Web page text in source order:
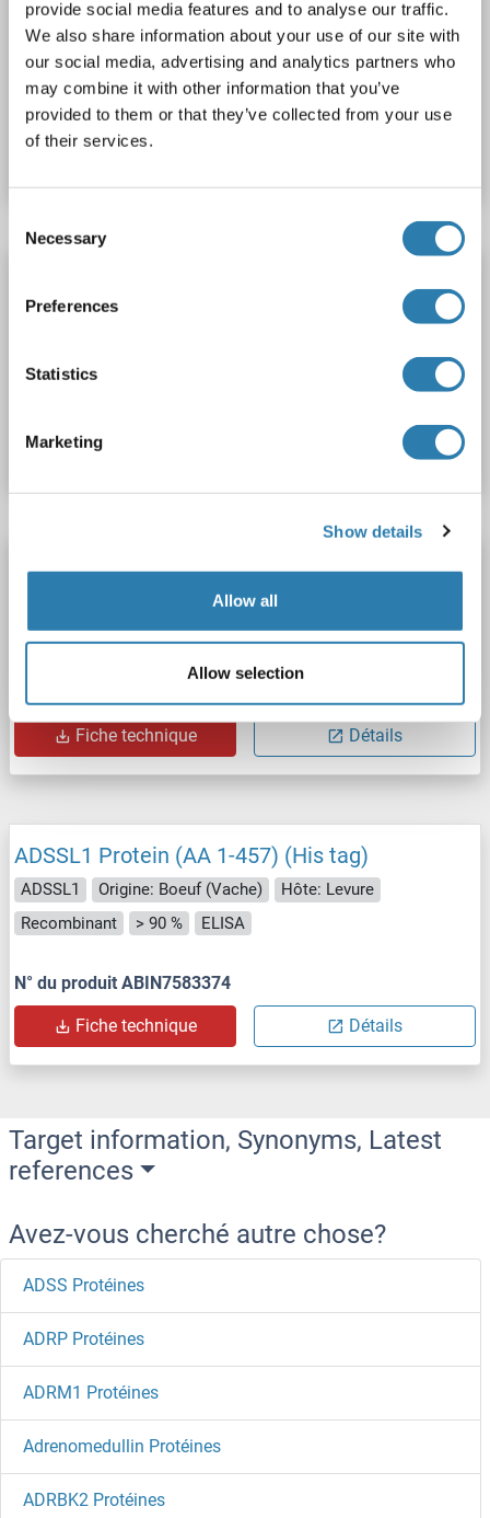
provide social media features and to analyse our traffic.
We also share information about your use of our site with
our social media, advertising and analytics partners who
may combine it with other information that you’ve
provided to them or that they’ve collected from your use
of their services.
Selection
Necessary
Preferences
Statistics
Marketing
Show details
Allow all
Allow selection
ADSSL1
Origine: Poisson zèbre (Danio rerio)
Hôte: Levure
Recombinant > 90 % ELISA
N° du produit ABIN1676348
ADSSL1 Origine: Xenopus laevis
Fiche technique
ADSSL1 Protein (AA 1-457) (His tag)
Hôte: Levure
> 90 %
ELISA
Fiche technique Détails
ADSSL1 Protein (AA 1-457) (His tag)
ADSSL1 Origine: Boeuf (Vache)
Hôte: Levure
Recombinant
> 90 % ELISA
N° du produit ABIN7583374
Fiche technique Détails
Target information, Synonyms, Latest
references
Avez-vous cherché autre chose?
ADSS Protéines
ADRP Protéines
ADRM1 Protéines
Adrenomedullin Protéines
ADRBK2 Protéines